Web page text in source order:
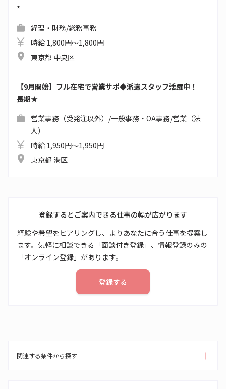
*
経理・財務/総務事務
時給 1,800円～1,800円
東京都 中央区
【9月開始】フル在宅で営業サポ◆派遣スタッフ活躍中！
長期★
営業事務（受発注以外）/一般事務・OA事務/営業（法
人）
時給 1,950円～1,950円
東京都 港区
登録するとご案内できる仕事の幅が広がります
経験や希望をヒアリングし、よりあなたに合う仕事を提案し
ます。気軽に相談できる「面談付き登録」、情報登録のみの
「オンライン登録」があります。
登録する
関連する条件から探す